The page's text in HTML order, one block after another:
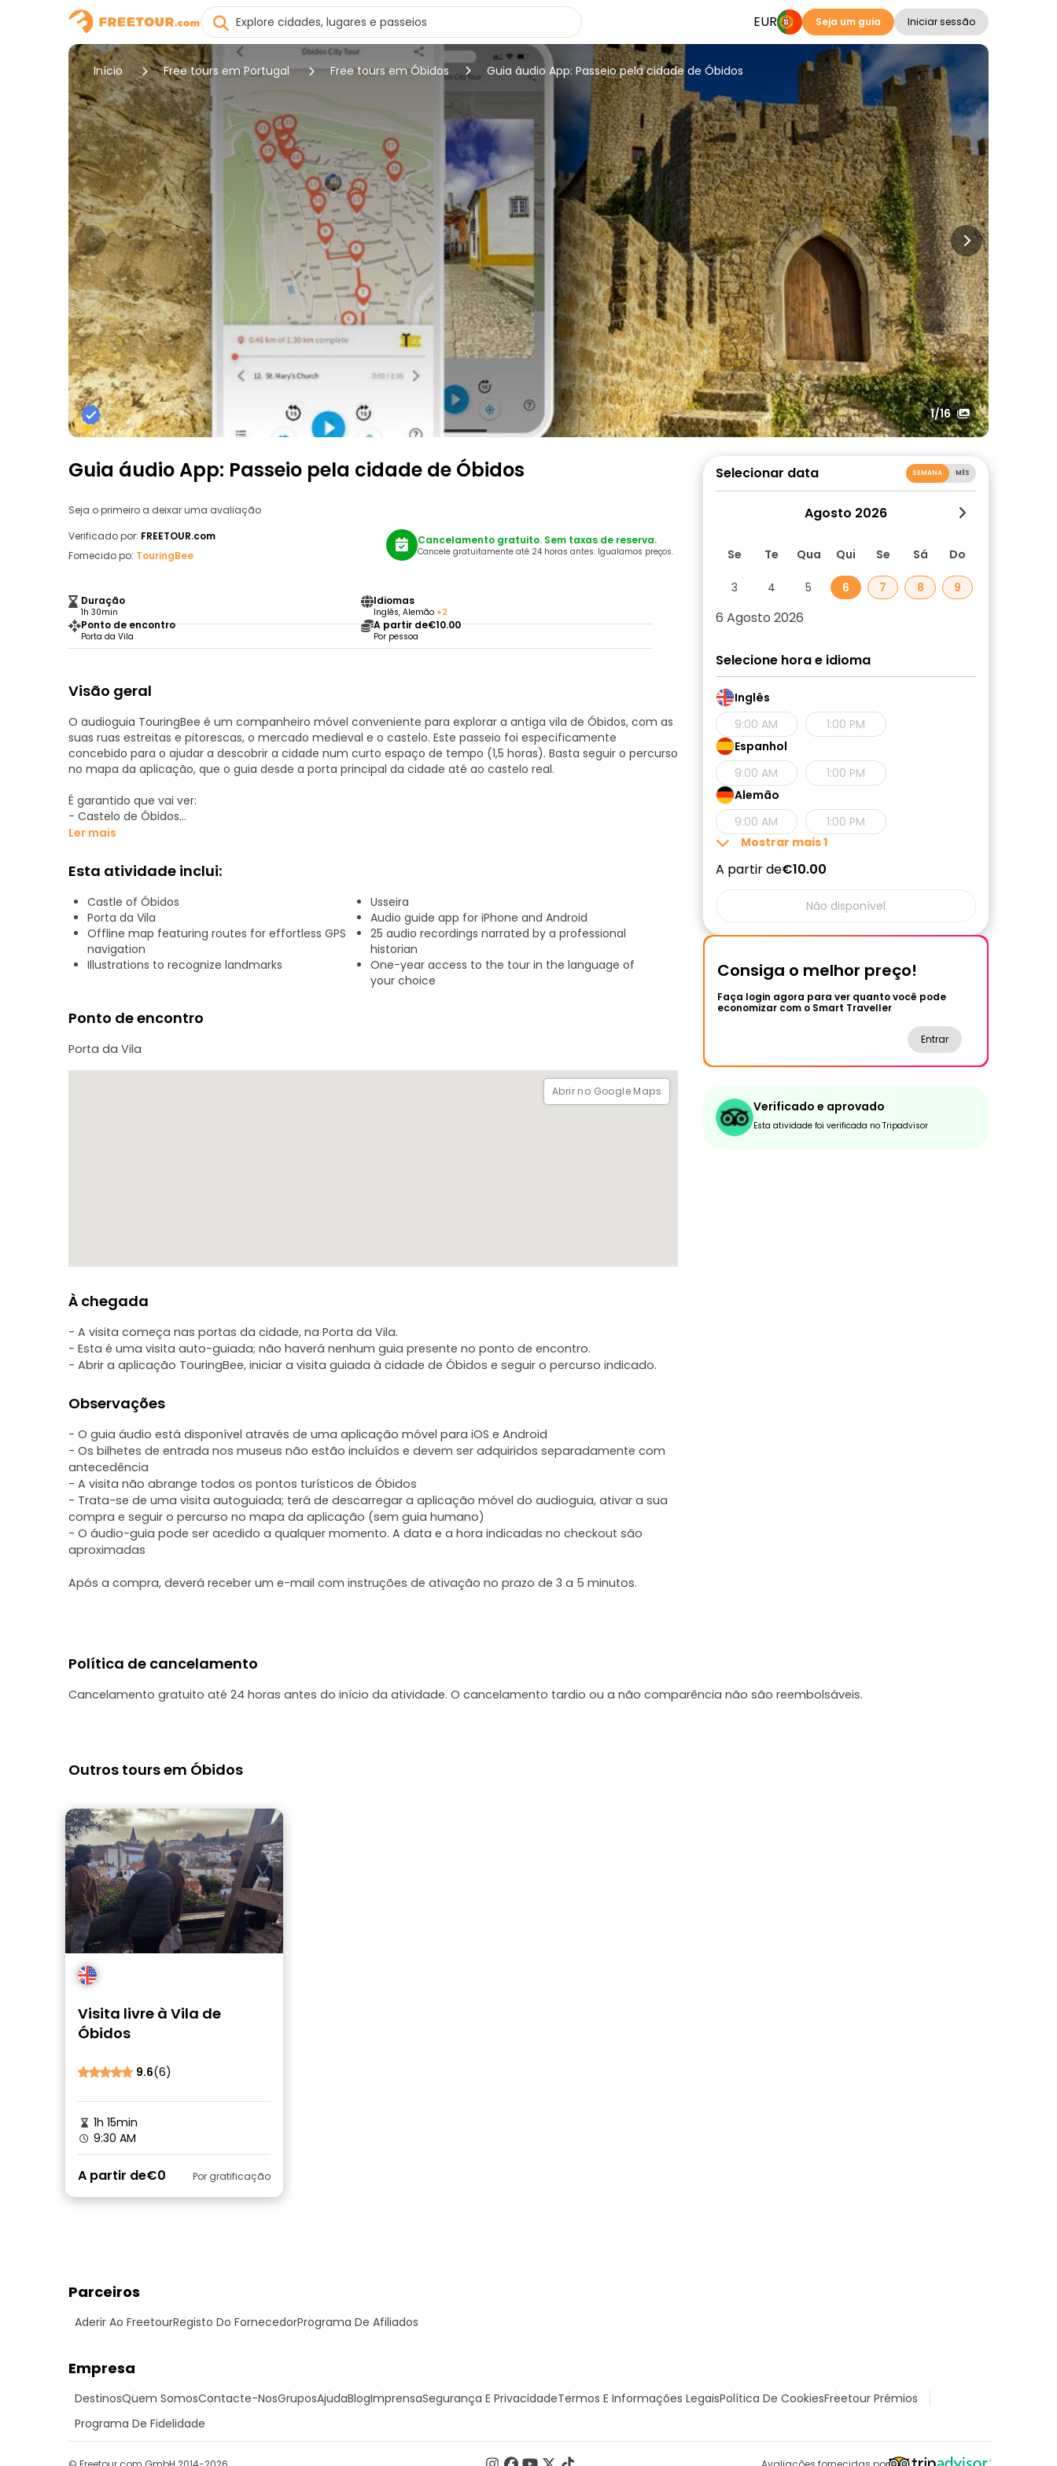
EUR Seja um guia Iniciar sessão
Início Free tours em Portugal Free tours em Óbidos Guia áudio App: Passeio pela cidade de Óbidos
1/16
Guia áudio App: Passeio pela cidade de Óbidos
Seja o primeiro a deixar uma avaliação
Verificado por: FREETOUR.com
Fornecido po: TouringBee
Duração
1h 30min
Idiomas
Inglês, Alemão +2
Ponto de encontro
Porta da Vila
A partir de€10.00
Por pessoa
Cancelamento gratuito. Sem taxas de reserva.
Cancele gratuitamente até 24 horas antes. Igualamos preços.
Visão geral
O audioguia TouringBee é um companheiro móvel conveniente para explorar a antiga vila de Óbidos, com as
suas ruas estreitas e pitorescas, o mercado medieval e o castelo. Este passeio foi especificamente
concebido para o ajudar a descobrir a cidade num curto espaço de tempo (1,5 horas). Basta seguir o percurso
no mapa da aplicação, que o guia desde a porta principal da cidade até ao castelo real.
É garantido que vai ver:
- Castelo de Óbidos
- Muralhas e portas defensivas
- O principal museu da cidade e igrejas antigas
- Ruas estreitas e encantadoras repletas de recordações e guloseimas
Depois de descarregar a visita, a aplicação funciona offline. O guia áudio é melhor apreciado através dos
auscultadores, permitindo-lhe mergulhar em histórias e lendas fascinantes ao seu próprio ritmo, sem
necessidade de acompanhar um grupo de turistas.
Se só tem algumas horas para visitar Óbidos, aproveite-as ao máximo com o audioguia da TouringBee, para
Ler mais
Esta atividade inclui:
Castle of Óbidos
Usseira
Porta da Vila
Audio guide app for iPhone and Android
Offline map featuring routes for effortless GPS
navigation
25 audio recordings narrated by a professional
historian
Illustrations to recognize landmarks
One-year access to the tour in the language of
your choice
Ponto de encontro
Porta da Vila
Abrir no Google Maps
À chegada
- A visita começa nas portas da cidade, na Porta da Vila.
- Esta é uma visita auto-guiada; não haverá nenhum guia presente no ponto de encontro.
- Abrir a aplicação TouringBee, iniciar a visita guiada à cidade de Óbidos e seguir o percurso indicado.
Observações
- O guia áudio está disponível através de uma aplicação móvel para iOS e Android
- Os bilhetes de entrada nos museus não estão incluídos e devem ser adquiridos separadamente com
antecedência
- A visita não abrange todos os pontos turísticos de Óbidos
- Trata-se de uma visita autoguiada; terá de descarregar a aplicação móvel do audioguia, ativar a sua
compra e seguir o percurso no mapa da aplicação (sem guia humano)
- O áudio-guia pode ser acedido a qualquer momento. A data e a hora indicadas no checkout são
aproximadas
Após a compra, deverá receber um e-mail com instruções de ativação no prazo de 3 a 5 minutos.
Política de cancelamento
Cancelamento gratuito até 24 horas antes do início da atividade. O cancelamento tardio ou a não comparência não são reembolsáveis.
Selecionar data SEMANA MÊS
Agosto 2026
Se Te Qua Qui Se Sá Do
3 4 5 6 7 8 9
6 Agosto 2026
Selecione hora e idioma
Inglês
9:00 AM
1:00 PM
Espanhol
9:00 AM
1:00 PM
Alemão
9:00 AM
1:00 PM
Mostrar mais1
A partir de€10.00
Não disponível
Consiga o melhor preço!
Faça login agora para ver quanto você pode
economizar com o Smart Traveller
Entrar
Verificado e aprovado
Esta atividade foi verificada no Tripadvisor
Outros tours em Óbidos
Visita livre à Vila de
Óbidos
9.6(6)
1h 15min
9:30 AM
A partir de€0 Por gratificação
Parceiros
Aderir Ao FreetourRegisto Do FornecedorPrograma De Afiliados
Empresa
DestinosQuem SomosContacte-NosGruposAjudaBlogImprensaSegurança E PrivacidadeTermos E Informações LegaisPolítica De CookiesFreetour Prémios
Programa De Fidelidade